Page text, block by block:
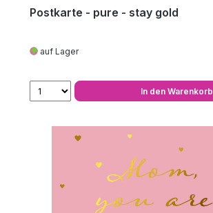
Postkarte - pure - stay gold
auf Lager
In den Warenkorb